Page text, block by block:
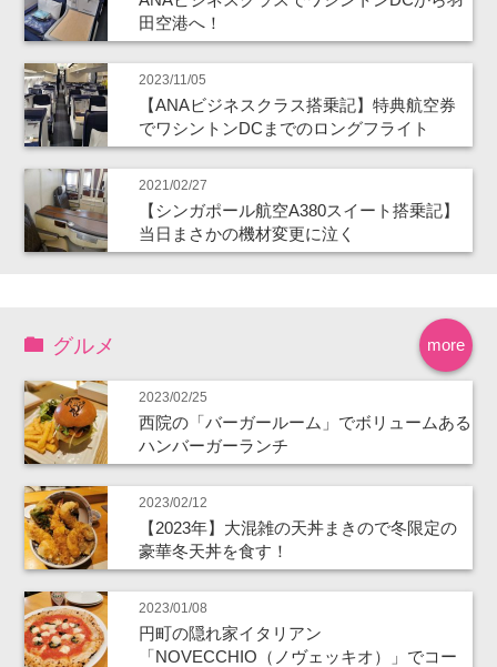
田空港へ！
2023/11/05
【ANAビジネスクラス搭乗記】特典航空券
でワシントンDCまでのロングフライト
2021/02/27
【シンガポール航空A380スイート搭乗記】
当日まさかの機材変更に泣く
more
グルメ
2023/02/25
西院の「バーガールーム」でボリュームある
ハンバーガーランチ
2023/02/12
【2023年】大混雑の天丼まきので冬限定の
豪華冬天丼を食す！
2023/01/08
円町の隠れ家イタリアン
「NOVECCHIO（ノヴェッキオ）」でコー